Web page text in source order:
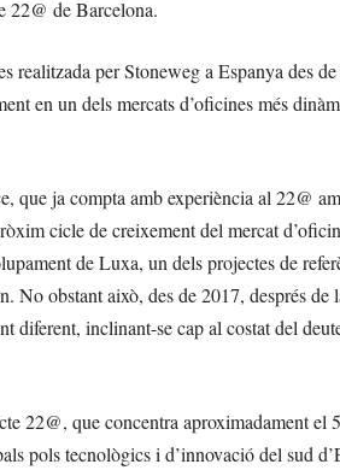
22@ de Barcelona.
realitzada per Stoneweg a Espanya des
en un dels mercats d’oficines més
que ja compta amb experiència al 22@
cicle de creixement del mercat
de Luxa, un dels projectes de
No obstant això, des de 2017, després
diferent, inclinant-se cap al costat del
22@, que concentra aproximadament el
pols tecnològics i d’innovació del sud